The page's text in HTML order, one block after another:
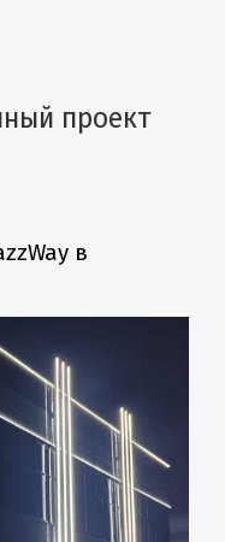
проект
в